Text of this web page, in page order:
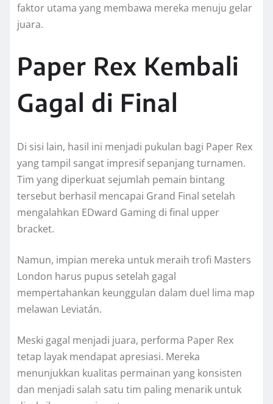
faktor utama yang membawa mereka menuju gelar
juara.
Paper Rex Kembali
Gagal di Final
Di sisi lain, hasil ini menjadi pukulan bagi Paper Rex
yang tampil sangat impresif sepanjang turnamen.
Tim yang diperkuat sejumlah pemain bintang
tersebut berhasil mencapai Grand Final setelah
mengalahkan EDward Gaming di final upper
bracket.
Namun, impian mereka untuk meraih trofi Masters
London harus pupus setelah gagal
mempertahankan keunggulan dalam duel lima map
melawan Leviatán.
Meski gagal menjadi juara, performa Paper Rex
tetap layak mendapat apresiasi. Mereka
menunjukkan kualitas permainan yang konsisten
dan menjadi salah satu tim paling menarik untuk